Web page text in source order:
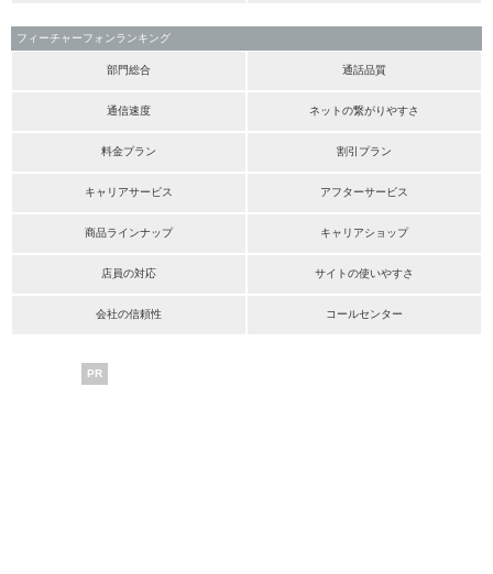
フィーチャーフォンランキング
部門総合 通話品質
通信速度 ネットの繋がりやすさ
料金プラン 割引プラン
キャリアサービス アフターサービス
商品ラインナップ キャリアショップ
店員の対応 サイトの使いやすさ
会社の信頼性 コールセンター
PR